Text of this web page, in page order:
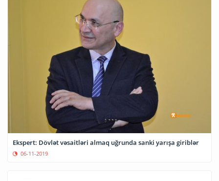
Ekspert: Dövlət vəsaitləri almaq uğrunda sanki yarışa giriblər
06-11-2019